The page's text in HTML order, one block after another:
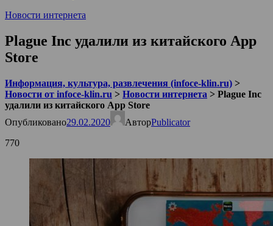
Новости интернета
Plague Inc удалили из китайского App
Store
Информация, культура, развлечения (infoce-klin.ru) >
Новости от infoce-klin.ru > Новости интернета > Plague Inc
удалили из китайского App Store
Опубликовано29.02.2020 АвторPublicator
770